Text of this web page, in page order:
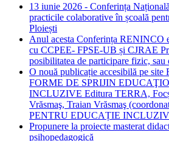
13 iunie 2026 - Conferința
practicile colaborative în școală
Ploiești
Anul acesta Conferința RENINCO
cu CCPEE- FPSE-UB și CJRAE
posibilitatea de participare fizic, sau
O nouă publicație accesibilă pe
FORME DE SPRIJIN
INCLUZIVE Editura TERRA,
Vrăsmaş, Traian Vrăsmaş
PENTRU EDUCAȚIE INCLUZIV
Propunere la proiecte masterat
psihopedagogică